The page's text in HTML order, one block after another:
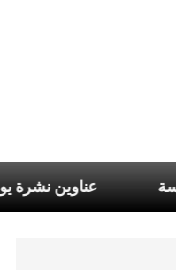
في حياة الكنيسة